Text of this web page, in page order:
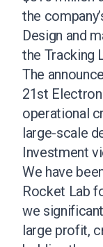
the
Design and
the Tracking
The
21st
operational
large-scale
Investment
We have
Rocket Lab
we
large profit,